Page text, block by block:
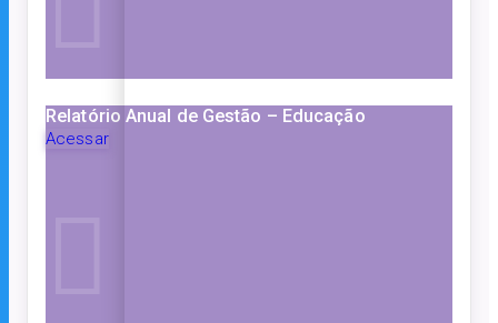
Relatório Anual de Gestão – Educação
Acessar